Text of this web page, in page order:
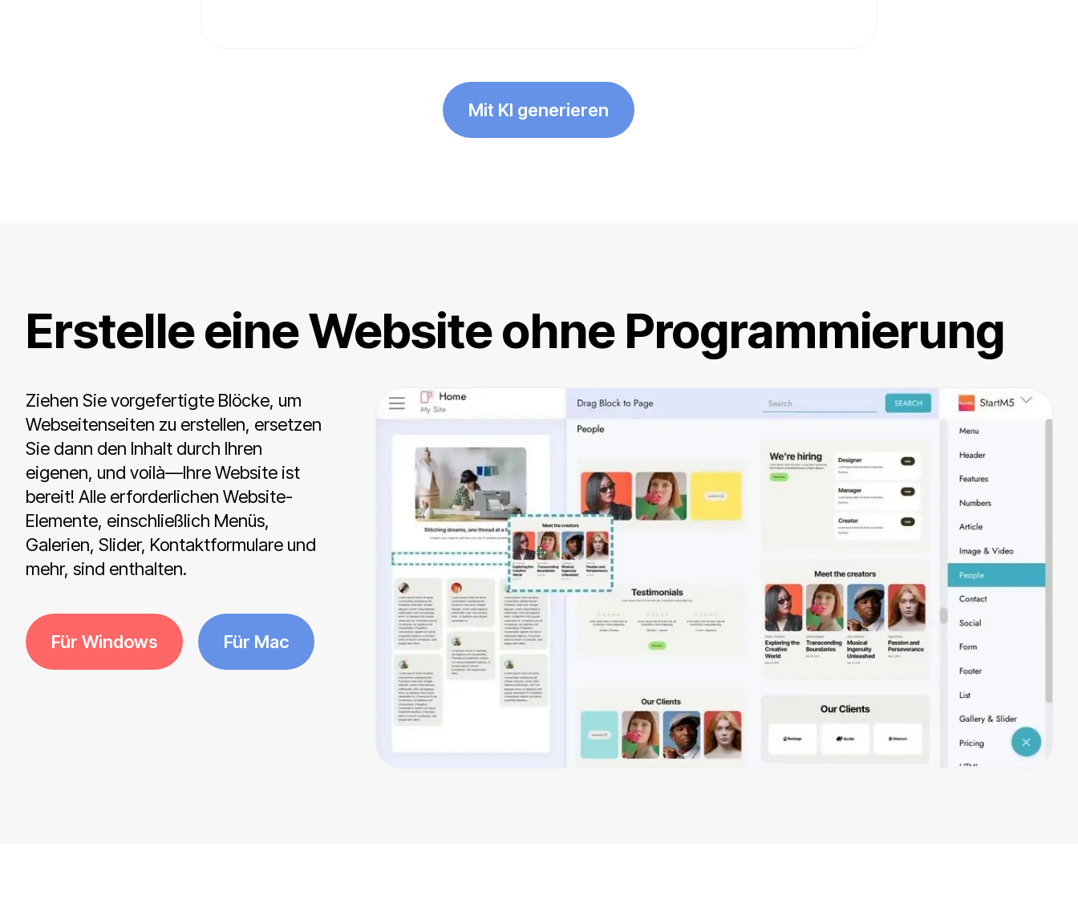
Mit KI generieren
Erstelle eine Website ohne Programmierung
Ziehen Sie vorgefertigte Blöcke, um
Webseitenseiten zu erstellen, ersetzen
Sie dann den Inhalt durch Ihren
eigenen, und voilà—Ihre Website ist
bereit! Alle erforderlichen Website-
Elemente, einschließlich Menüs,
Galerien, Slider, Kontaktformulare und
mehr, sind enthalten.
Für Windows Für Mac